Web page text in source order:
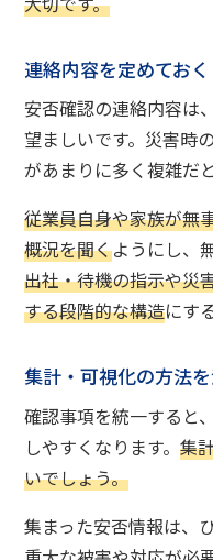
連絡内容を定めておく
安否確認の連絡内容は
望ましいです。災害時
があまりに多く複雑だ
従業員自身や家族が無
概況を聞くようにし、
出社・待機の指示や災
する段階的な構造にす
集計・可視化の方法
確認事項を統一すると
しやすくなります。集
いでしょう。
集まった安否情報は、